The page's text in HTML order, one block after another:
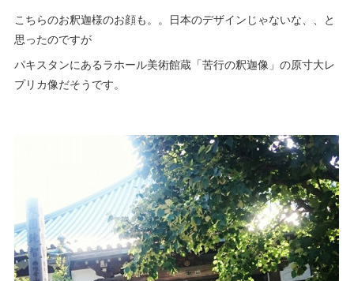
こちらのお釈迦様のお顔も。。日本のデザインじゃないな、、と
思ったのですが
パキスタンにあるラホール美術館蔵「苦行の釈迦像」の原寸大レ
プリカ像だそうです。